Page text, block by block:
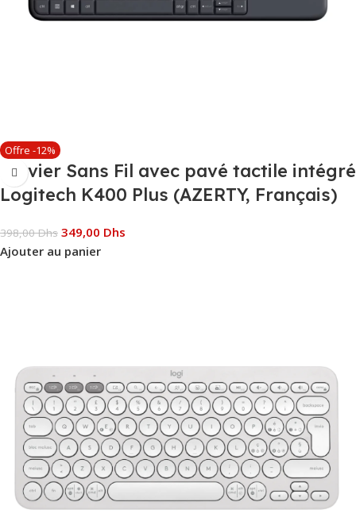
Offre -12%
Clavier Sans Fil avec pavé tactile intégré
Logitech K400 Plus (AZERTY, Français)
398,00Dhs 349,00 Dhs
Ajouter au panier